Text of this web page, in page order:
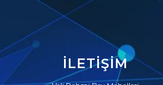
İLETIŞIM